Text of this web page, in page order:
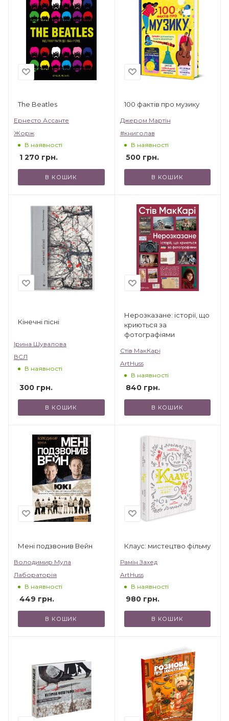
The Beatles
Ернесто Ассанте
Жорж
В наявності
1 270 грн.
В КОШИК
100 фактів про музику
Джером Мартін
#книголав
В наявності
500грн.
В КОШИК
Кінечні пісні
Ірина Шувалова
ВСЛ
В наявності
300 грн.
В КОШИК
Нерозказане: історії, що
криються за
фотографіями
Стів МакКарі
ArtHuss
В наявності
840грн.
В КОШИК
Мені подзвонив Вейн
Володимир Мула
Лабораторія
В наявності
449 грн.
В КОШИК
Клаус: мистецтво фільму
Рамін Захед
ArtHuss
В наявності
980грн.
В КОШИК